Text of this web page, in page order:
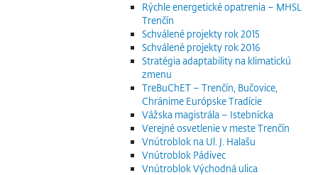
Rýchle energetické opatrenia – MHSL
Trenčín
Schválené projekty rok 2015
Schválené projekty rok 2016
Stratégia adaptability na klimatickú
zmenu
TreBuChET – Trenčín, Bučovice,
Chránime Európske Tradície
Vážska magistrála – Istebnícka
Verejné osvetlenie v meste Trenčín
Vnútroblok na Ul. J. Halašu
Vnútroblok Pádivec
Vnútroblok Východná ulica